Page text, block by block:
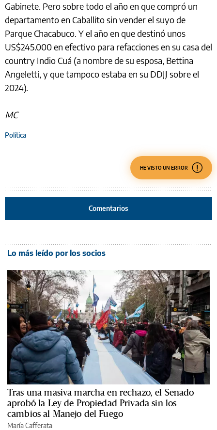
Gabinete. Pero sobre todo el año en que compró un
departamento en Caballito sin vender el suyo de
Parque Chacabuco. Y el año en que destinó unos
US$245.000 en efectivo para refacciones en su casa del
country Indio Cuá (a nombre de su esposa, Bettina
Angeletti, y que tampoco estaba en su DDJJ sobre el
2024).
MC
Política
HE VISTO UN ERROR
Comentarios
Lo más leído por los socios
Tras una masiva marcha en rechazo, el Senado
aprobó la Ley de Propiedad Privada sin los
cambios al Manejo del Fuego
María Cafferata